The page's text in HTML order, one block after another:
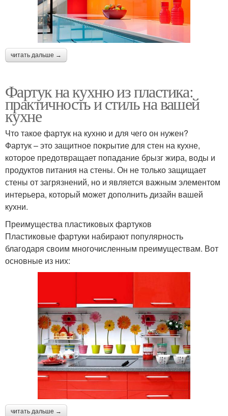
читать дальше →
Фартук на кухню из пластика:
практичность и стиль на вашей
кухне
Что такое фартук на кухню и для чего он нужен?
Фартук – это защитное покрытие для стен на кухне,
которое предотвращает попадание брызг жира, воды и
продуктов питания на стены. Он не только защищает
стены от загрязнений, но и является важным элементом
интерьера, который может дополнить дизайн вашей
кухни.
Преимущества пластиковых фартуков
Пластиковые фартуки набирают популярность
благодаря своим многочисленным преимуществам. Вот
основные из них:
читать дальше →